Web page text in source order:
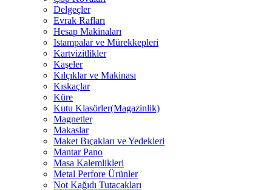
Delgeçler
Evrak Rafları
Hesap Makinaları
Istampalar ve Mürekkepleri
Kartvizitlikler
Kaşeler
Kılçıklar ve Makinası
Kıskaçlar
Küre
Kutu Klasörler(Magazinlik)
Magnetler
Makaslar
Maket Bıçakları ve Yedekleri
Mantar Pano
Masa Kalemlikleri
Metal Perfore Ürünler
Not Kağıdı Tutacakları